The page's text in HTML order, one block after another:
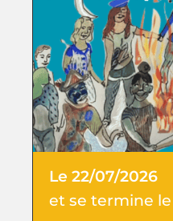
Le 22/07/2026
et se termine